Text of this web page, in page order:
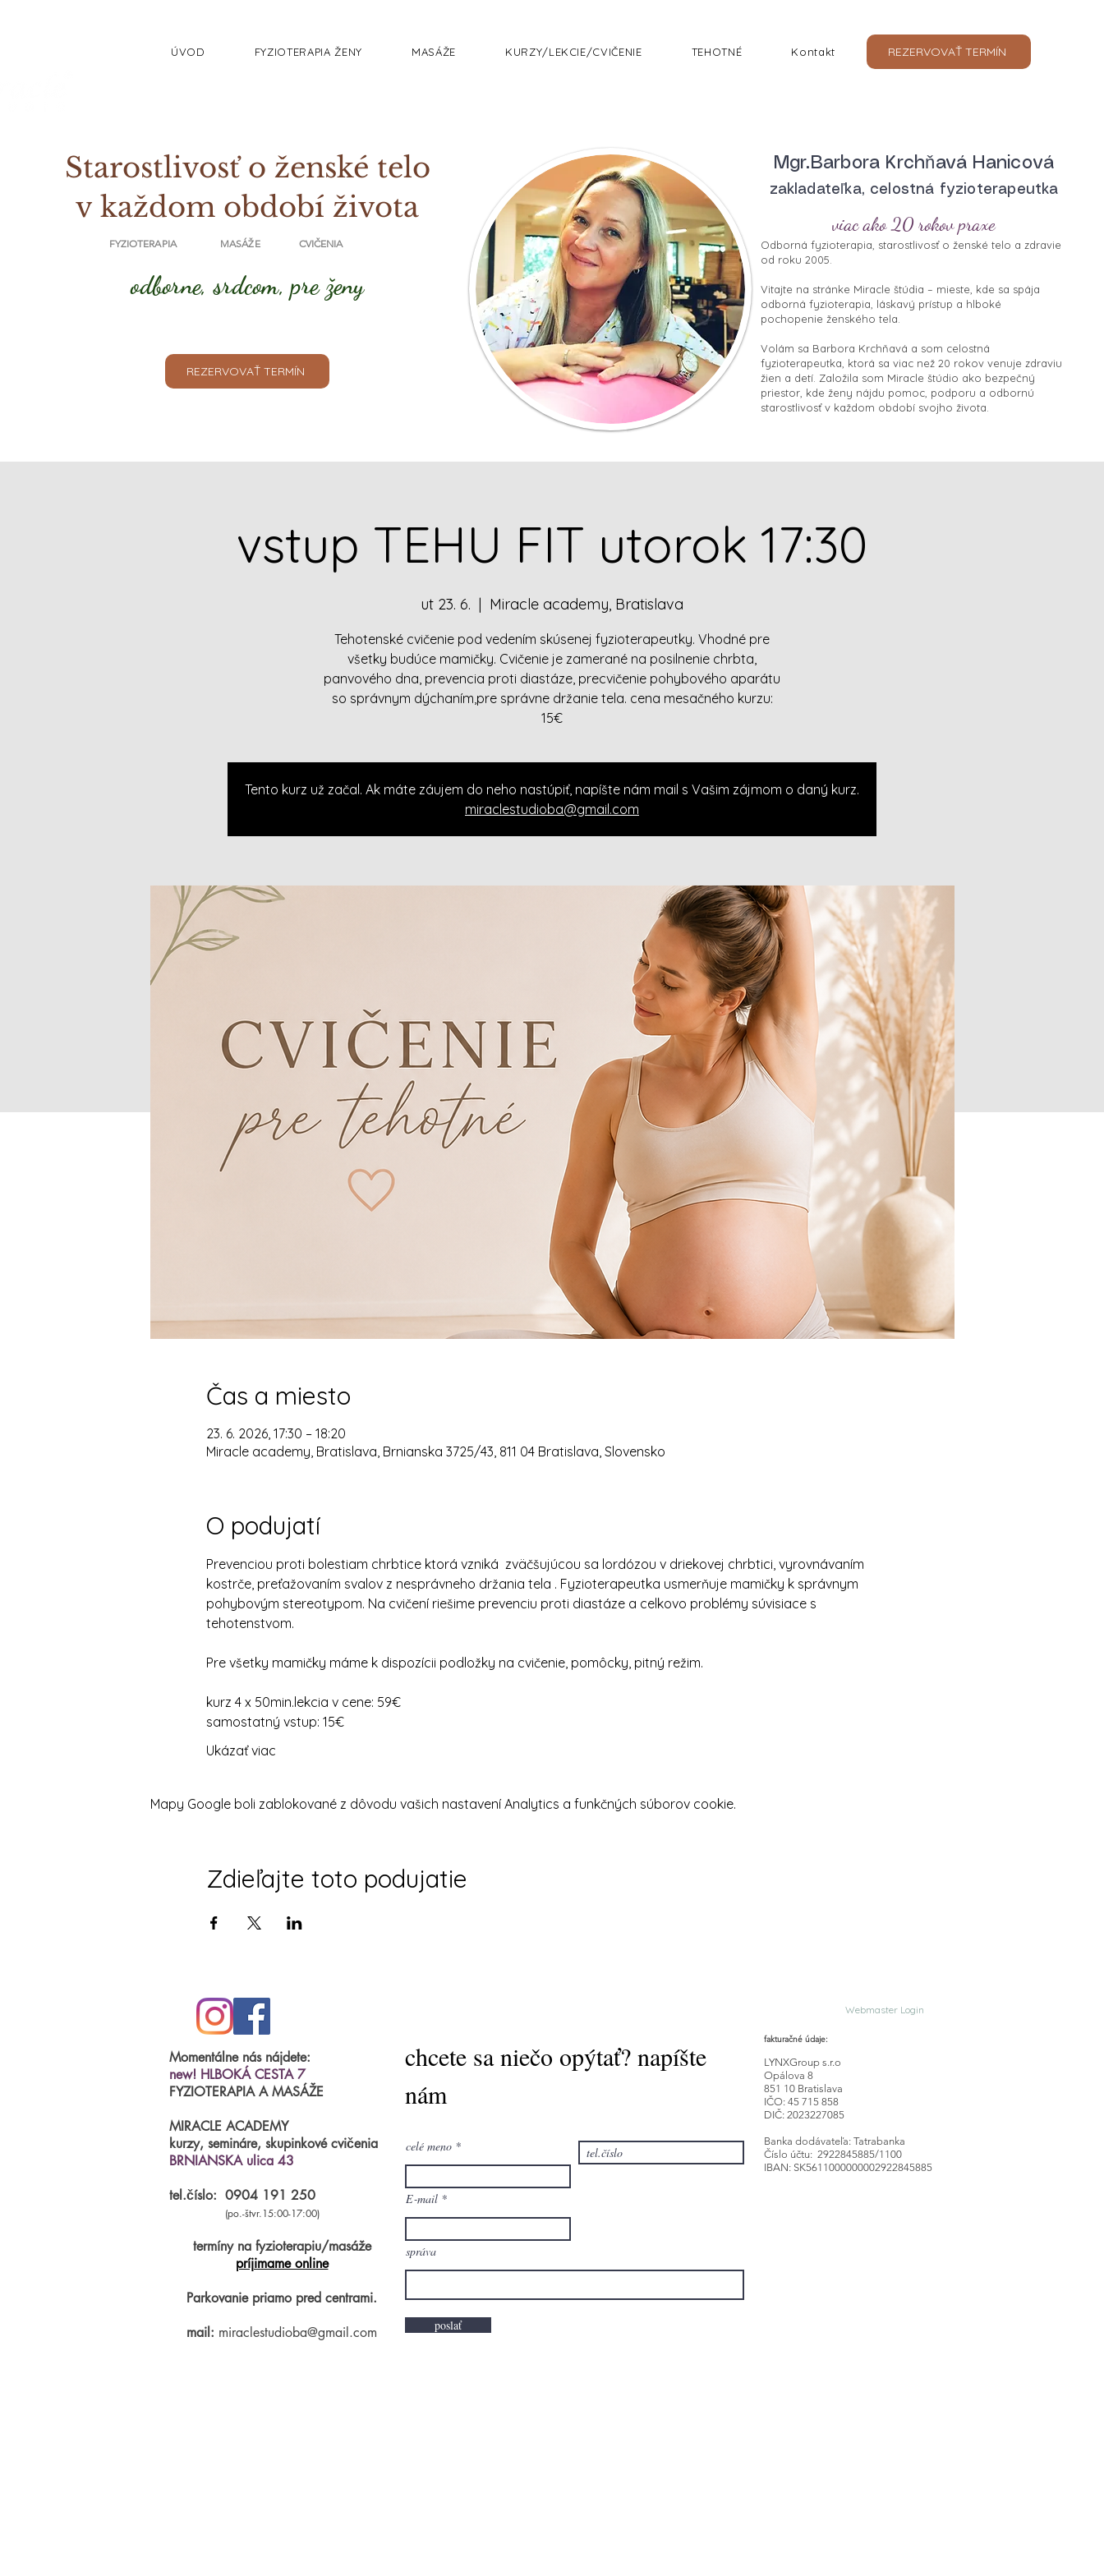
ÚVOD FYZIOTERAPIA ŽENY MASÁŽE KURZY/LEKCIE/CVIČENIE TEHOTNÉ Kontakt REZERVOVAŤ TERMÍN
Starostlivosť o ženské telo
v každom období života
FYZIOTERAPIA MASÁŽE CVIČENIA
odborne, srdcom, pre ženy
REZERVOVAŤ TERMÍN
Mgr.Barbora Krchňavá Hanicová
zakladateľka, celostná fyzioterapeutka
viac ako 20 rokov praxe
Odborná fyzioterapia, starostlivosť o ženské telo a zdravie
od roku 2005.
Vitajte na stránke Miracle štúdia – mieste, kde sa spája
odborná fyzioterapia, láskavý prístup a hlboké
pochopenie ženského tela.
Volám sa Barbora Krchňavá a som celostná
fyzioterapeutka, ktorá sa viac než 20 rokov venuje zdraviu
žien a detí. Založila som Miracle štúdio ako bezpečný
priestor, kde ženy nájdu pomoc, podporu a odbornú
starostlivosť v každom období svojho života.​
vstup TEHU FIT utorok 17:30
ut 23. 6.
  |
Miracle academy, Bratislava
Tehotenské cvičenie pod vedením skúsenej fyzioterapeutky. Vhodné pre
všetky budúce mamičky. Cvičenie je zamerané na posilnenie chrbta,
panvového dna, prevencia proti diastáze, precvičenie pohybového aparátu
so správnym dýchaním,pre správne držanie tela. cena mesačného kurzu:
15€
Tento kurz už začal. Ak máte záujem do neho nastúpiť, napíšte nám mail s Vašim zájmom o daný kurz.
miraclestudioba@gmail.com
Čas a miesto
23. 6. 2026, 17:30 – 18:20
Miracle academy, Bratislava, Brnianska 3725/43, 811 04 Bratislava, Slovensko
O podujatí
Prevenciou proti bolestiam chrbtice ktorá vzniká  zväčšujúcou sa lordózou v driekovej chrbtici, vyrovnávaním
kostrče, preťažovaním svalov z nesprávneho držania tela . Fyzioterapeutka usmerňuje mamičky k správnym
pohybovým stereotypom. Na cvičení riešime prevenciu proti diastáze a celkovo problémy súvisiace s
tehotenstvom.
Pre všetky mamičky máme k dispozícii podložky na cvičenie, pomôcky, pitný režim.
kurz 4 x 50min.lekcia v cene: 59€
samostatný vstup: 15€
Ukázať viac
Mapy Google boli zablokované z dôvodu vašich nastavení Analytics a funkčných súborov cookie.
Zdieľajte toto podujatie
Momentálne nás nájdete:
new! HLBOKÁ CESTA 7
FYZIOTERAPIA A MASÁŽE
MIRACLE ACADEMY
kurzy, semináre, skupinkové cvičenia
BRNIANSKA ulica 43
tel.číslo: 0904 191 250
(po.-štvr.15:00-17:00)
termíny na fyzioterapiu/masáže
príjimame online
Parkovanie priamo pred centrami.
mail: miraclestudioba@gmail.com
chcete sa niečo opýtať? napíšte
nám
celé meno
E‑mail
správa
poslať
Webmaster Login
fakturačné údaje:
LYNXGroup s.r.o
Opálova 8
851 10 Bratislava
IČO: 45 715 858
DIČ: 2023227085
Banka dodávateľa: Tatrabanka
Číslo účtu: 2922845885/1100
IBAN: SK5611000000002922845885